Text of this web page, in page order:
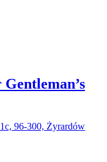
96-300, Żyrardów